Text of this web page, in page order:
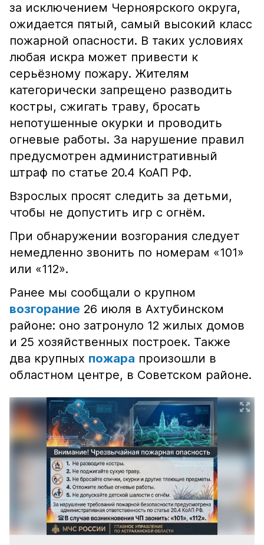
за исключением Черноярского округа,
ожидается пятый, самый высокий класс
пожарной опасности. В таких условиях
любая искра может привести к
серьёзному пожару. Жителям
категорически запрещено разводить
костры, сжигать траву, бросать
непотушенные окурки и проводить
огневые работы. За нарушение правил
предусмотрен административный
штраф по статье 20.4 КоАП РФ.
Взрослых просят следить за детьми,
чтобы не допустить игр с огнём.
При обнаружении возгорания следует
немедленно звонить по номерам «101»
или «112».
Ранее мы сообщали о крупном
возгорание 26 июля в Ахтубинском
районе: оно затронуло 12 жилых домов
и 25 хозяйственных построек. Также
два крупных пожара произошли в
областном центре, в Советском районе.